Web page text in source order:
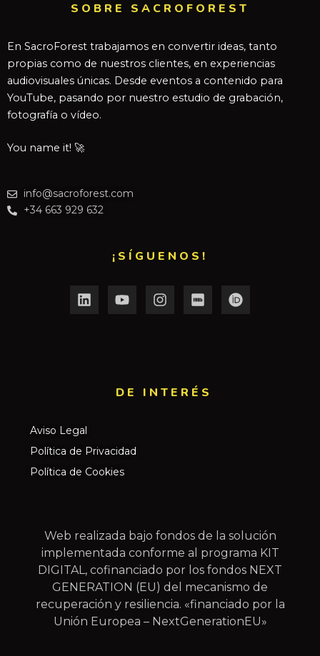
SOBRE SACROFOREST
En SacroForest trabajamos en convertir ideas, tanto
propias como de nuestros clientes, en experiencias
audiovisuales únicas. Desde eventos a contenido para
YouTube, pasando por nuestro estudio de grabación,
fotografía o vídeo.
You name it! 🚀
info@sacroforest.com
+34 663 929 632
¡SÍGUENOS!
DE INTERÉS​
Aviso Legal
Política de Privacidad
Política de Cookies
Web realizada bajo fondos de la solución
implementada conforme al programa KIT
DIGITAL, cofinanciado por los fondos NEXT
GENERATION (EU) del mecanismo de
recuperación y resiliencia. «financiado por la
Unión Europea – NextGenerationEU»